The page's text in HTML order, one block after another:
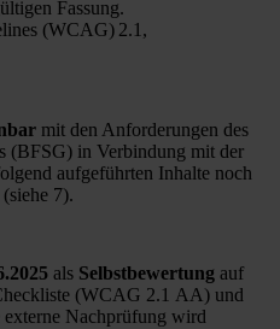
Fassung.
(WCAG) 2.1,
mit den Anforderungen des
(BFSG) in Verbindung mit der
aufgeführten Inhalte noch
7).
als Selbstbewertung auf
(WCAG 2.1 AA) und
Nachprüfung wird